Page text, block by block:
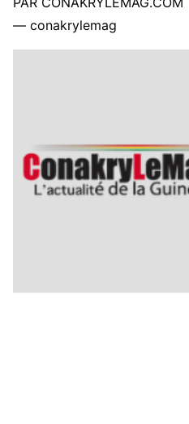
— conakrylemag